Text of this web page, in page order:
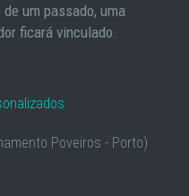
um passado, uma
ficará vinculado.
Poveiros - Porto)